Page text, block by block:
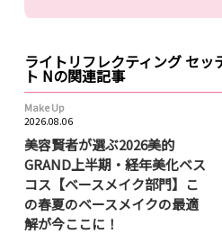
ライトリフレクティング セッ
ト Nの関連記事
Make Up
2026.08.06
美容賢者が選ぶ2026美的
GRAND上半期・経年美化ベス
コス【ベースメイク部門】こ
の春夏のベースメイクの最適
解が今ここに！